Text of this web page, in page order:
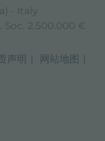
- Italy
Soc. 2.500.000 €
声明
网站地图